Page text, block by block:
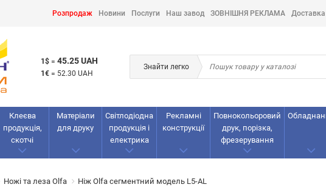
Розпродаж Новини Послуги Наш завод ЗОВНІШНЯ РЕКЛАМА Доставка
1$ = 45.25 UAH
1€ = 52.30 UAH
Знайти легко
Клеєва
продукція,
скотчі
Матеріали
для друку
Світлодіодна
продукція і
електрика
Рекламнi
конструкції
Повнокольоровий
друк, порізка,
фрезерування
Ножі та леза Olfa Ніж Olfa сегментний модель L5-AL